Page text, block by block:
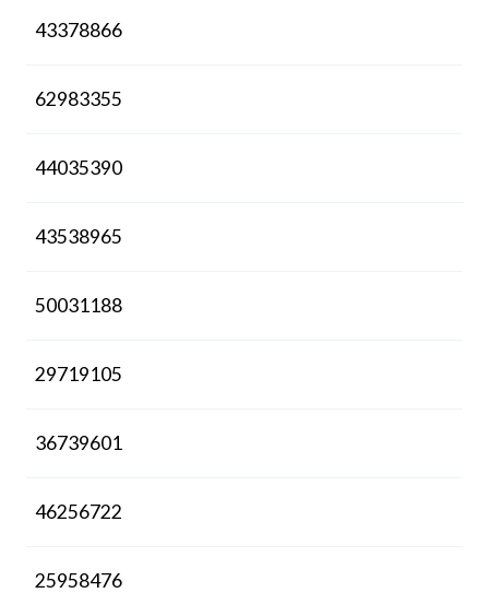
43378866
62983355
44035390
43538965
50031188
29719105
36739601
46256722
25958476